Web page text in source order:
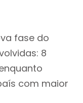
fase do
8
com maior